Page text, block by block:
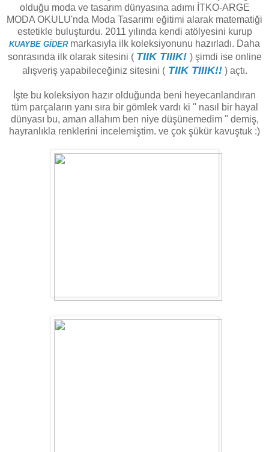
olduğu moda ve tasarım dünyasına adımı İTKO-ARGE
MODA OKULU'nda Moda Tasarımı eğitimi alarak matematiği
estetikle buluşturdu. 2011 yılında kendi atölyesini kurup
KUAYBE GİDERmarkasıyla ilk koleksiyonunu hazırladı. Daha
sonrasında ilk olarak sitesini ( TIIK TIIIK! ) şimdi ise online
alışveriş yapabileceğiniz sitesini ( TIIK TIIIK!!) açtı.
​İşte bu koleksiyon hazır olduğunda beni heyecanlandıran
tüm parçaların yanı sıra bir gömlek vardı ki '' nasıl bir hayal
dünyası bu, aman allahım ben niye düşünemedim '' demiş,
hayranlıkla renklerini incelemiştim. ve çok şükür kavuştuk :)